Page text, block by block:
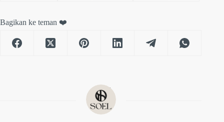
Bagikan ke teman ❤️